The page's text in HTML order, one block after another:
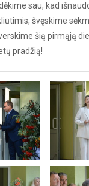
sau, kad
švęskime
šią pirmąją
pradžią!